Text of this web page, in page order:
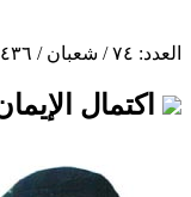
العدد: ٧٤ / شعبان / ١٤٣٦ هـ
اكتمال